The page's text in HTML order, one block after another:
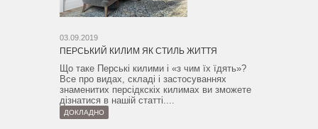
03.09.2019
ПЕРСЬКИЙ КИЛИМ ЯК СТИЛЬ ЖИТТЯ
Що таке Перські килими і «з чим їх їдять»?
Все про видах, складі і застосуваннях
знаменитих персідкскіх килимах ви зможете
дізнатися в нашій статті....
ДОКЛАДНО